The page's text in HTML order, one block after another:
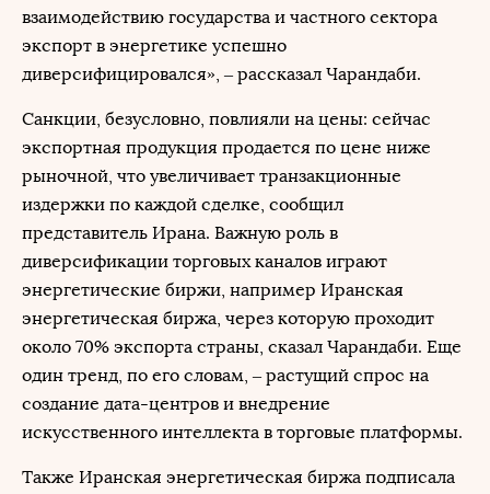
взаимодействию государства и частного сектора
экспорт в энергетике успешно
диверсифицировался», – рассказал Чарандаби.
Санкции, безусловно, повлияли на цены: сейчас
экспортная продукция продается по цене ниже
рыночной, что увеличивает транзакционные
издержки по каждой сделке, сообщил
представитель Ирана. Важную роль в
диверсификации торговых каналов играют
энергетические биржи, например Иранская
энергетическая биржа, через которую проходит
около 70% экспорта страны, сказал Чарандаби. Еще
один тренд, по его словам, – растущий спрос на
создание дата-центров и внедрение
искусственного интеллекта в торговые платформы.
Также Иранская энергетическая биржа подписала